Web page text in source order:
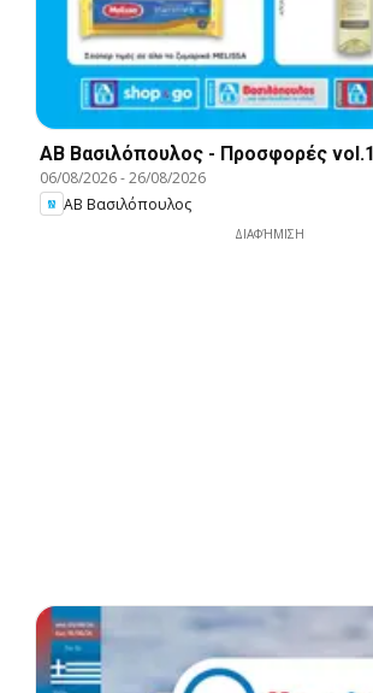
ΑΒ Βασιλόπουλος - Προσφορές vol.1
06/08/2026-26/08/2026
ΑΒ Βασιλόπουλος
ΔΙΑΦΉΜΙΣΗ